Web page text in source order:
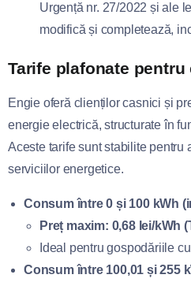
Urgență nr. 27/2022 și ale
modifică și completează,
Tarife plafonate
Engie oferă clienților casnici și
energie electrică, structurate în
Aceste tarife sunt stabilite pentru
serviciilor energetice.
Consum între 0 și 100 kWh
Preț maxim: 0,68 lei/kWh
Ideal pentru gospodăriile
Consum între 100,01 și 255